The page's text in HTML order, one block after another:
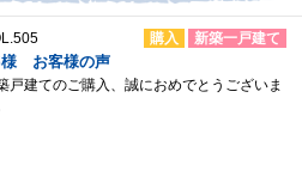
購入 新築一戸建て
お客様の声
戸建てのご購入、誠におめでとうございま